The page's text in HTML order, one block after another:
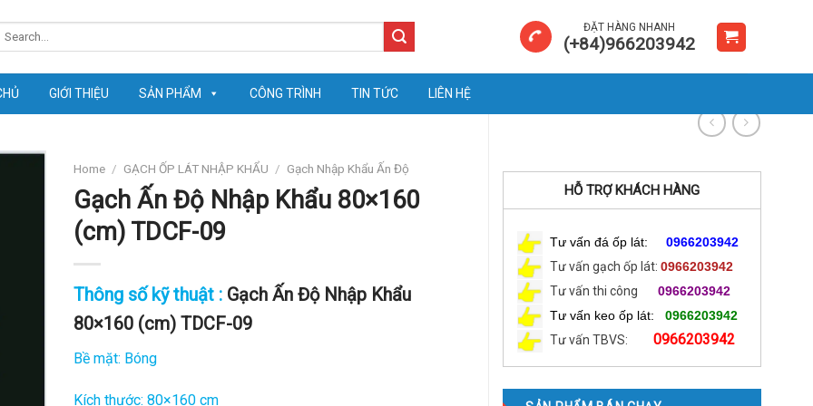
ĐẶT HÀNG NHANH
(+84)966203942
GIỚI THIỆU SẢN PHẨM CÔNG TRÌNH TIN TỨC LIÊN HỆ
HỖ TRỢ KHÁCH HÀNG
Tư vấn đá ốp lát: 0966203942
Tư vấn gạch ốp lát: 0966203942
Tư vấn thi công
0966203942
Tư vấn keo ốp lát:
0966203942
Tư vấn TBVS:
0966203942
Home / GẠCH ỐP LÁT NHẬP KHẨU / Gạch Nhập Khẩu Ấn Độ
Gạch Ấn Độ Nhập Khẩu 80×160
(cm) TDCF-09
Thông số kỹ thuật : Gạch Ấn Độ Nhập Khẩu
80×160 (cm) TDCF-09
Bề mặt: Bóng
Kích thước: 80×160 cm